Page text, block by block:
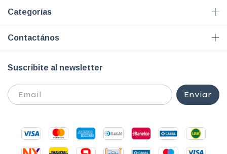
Categorías
Contactános
Suscribite al newsletter